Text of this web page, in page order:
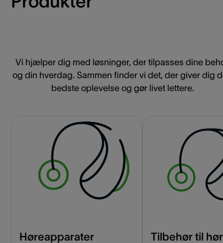
Vi hjælper dig med løsninger, der tilpasses dine
og din hverdag. Sammen finder vi det, der giver dig
bedste oplevelse og gør livet lettere.
Høreapparater Tilbehør til